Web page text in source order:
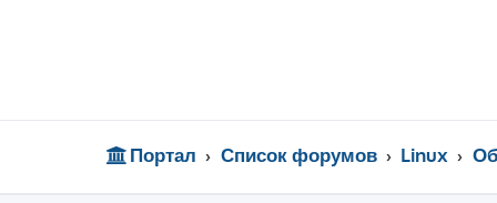
Портал Список форумов Linux